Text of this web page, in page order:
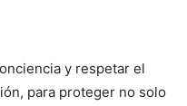
y respetar el
para proteger no solo